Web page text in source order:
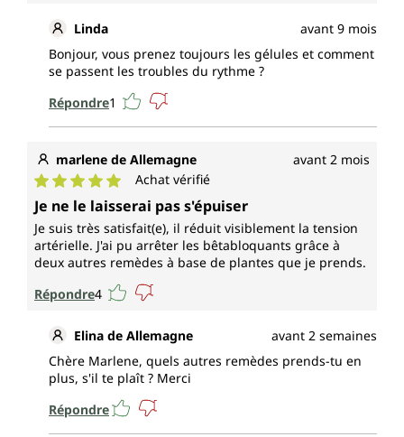
Linda
avant 9 mois
Bonjour, vous prenez toujours les gélules et comment
se passent les troubles du rythme ?
Répondre1
marlene de Allemagne avant 2 mois
Note moyenne de 5 sur 5 étoiles
Achat vérifié
Je ne le laisserai pas s'épuiser
Je suis très satisfait(e), il réduit visiblement la tension
artérielle. J'ai pu arrêter les bêtabloquants grâce à
deux autres remèdes à base de plantes que je prends.
Répondre4
Elina de Allemagne
avant 2 semaines
Chère Marlene, quels autres remèdes prends-tu en
plus, s'il te plaît ? Merci
Répondre